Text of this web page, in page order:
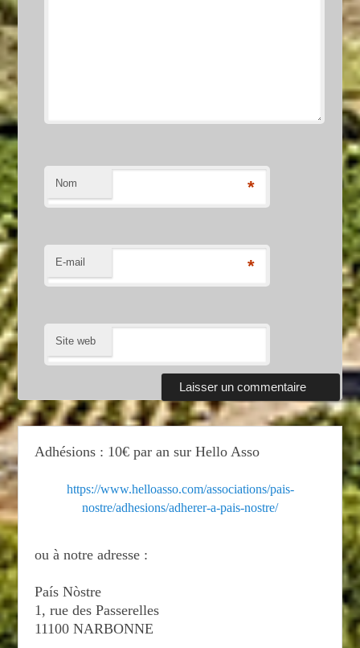
Nom *
E-mail *
Site web
Adhésions : 10€ par an sur Hello Asso
https://www.helloasso.com/associations/pais-
nostre/adhesions/adherer-a-pais-nostre/
ou à notre adresse :
País Nòstre
1, rue des Passerelles
11100 NARBONNE